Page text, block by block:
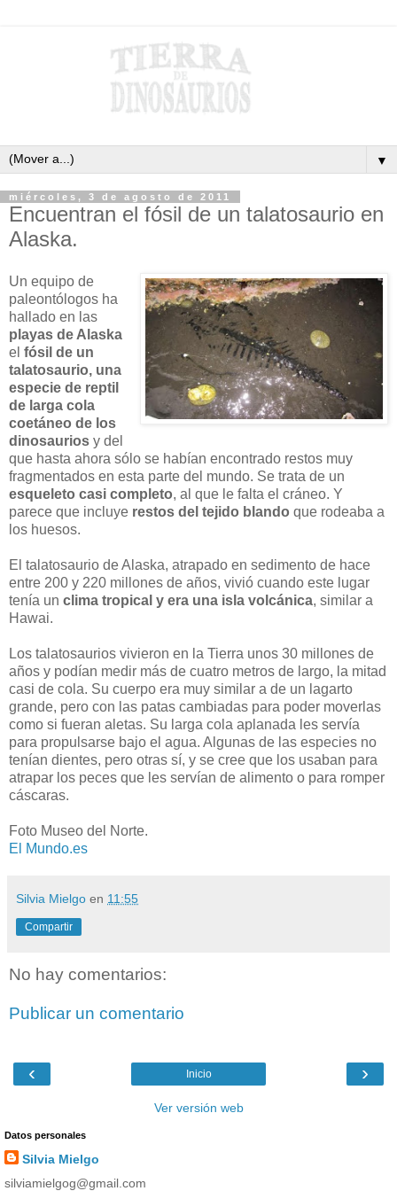
▼
miércoles, 3 de agosto de 2011
Encuentran el fósil de un talatosaurio en
Alaska.
Un equipo de
paleontólogos ha
hallado en las
playas de Alaska
el fósil de un
talatosaurio, una
especie de reptil
de larga cola
coetáneo de los
dinosaurios y del
que hasta ahora sólo se habían encontrado restos muy
fragmentados en esta parte del mundo. Se trata de un
esqueleto casi completo, al que le falta el cráneo. Y
parece que incluye restos del tejido blando que rodeaba a
los huesos.
El talatosaurio de Alaska, atrapado en sedimento de hace
entre 200 y 220 millones de años, vivió cuando este lugar
tenía un clima tropical y era una isla volcánica, similar a
Hawai.
Los talatosaurios vivieron en la Tierra unos 30 millones de
años y podían medir más de cuatro metros de largo, la mitad
casi de cola. Su cuerpo era muy similar a de un lagarto
grande, pero con las patas cambiadas para poder moverlas
como si fueran aletas. Su larga cola aplanada les servía
para propulsarse bajo el agua. Algunas de las especies no
tenían dientes, pero otras sí, y se cree que los usaban para
atrapar los peces que les servían de alimento o para romper
cáscaras.
Foto Museo del Norte.
El Mundo.es
Silvia Mielgo en 11:55
Compartir
No hay comentarios:
Publicar un comentario
‹ ›
Inicio
Ver versión web
Datos personales
Silvia Mielgo
silviamielgog@gmail.com